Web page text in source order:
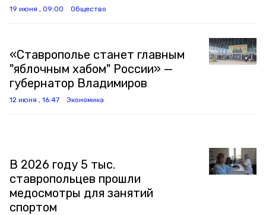
19 июня , 09:00 Общество
«Ставрополье станет главным
"яблочным хабом" России» —
губернатор Владимиров
12 июня , 16:47 Экономика
В 2026 году 5 тыс.
ставропольцев прошли
медосмотры для занятий
спортом